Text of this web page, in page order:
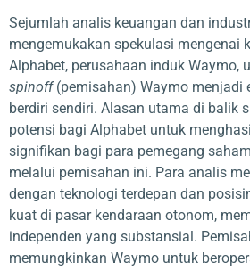
Sejumlah analis keuangan dan
mengemukakan spekulasi mengenai
Alphabet, perusahaan induk Waymo,
spinoff(pemisahan) Waymo menjadi
berdiri sendiri. Alasan utama di balik
potensi bagi Alphabet untuk
signifikan bagi para pemegang
melalui pemisahan ini. Para analis
dengan teknologi terdepan dan
kuat di pasar kendaraan otonom,
independen yang substansial.
memungkinkan Waymo untuk